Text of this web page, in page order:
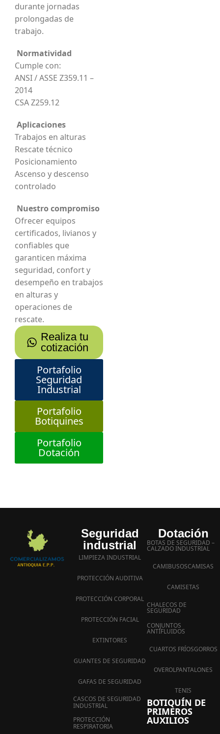
durante jornadas
prolongadas de
trabajo.
Normatividad
Cumple con:
ANSI / ASSE Z359.11 –
2014
CSA Z259.12
Aplicaciones
Trabajos en alturas
Rescate técnico
Posicionamiento
Ascenso y descenso
controlado
Nuestro compromiso
Ofrecer equipos
certificados, livianos y
confiables que
garanticen máxima
seguridad, confort y
desempeño en trabajos
en alturas y
operaciones de
rescate.
Realiza tu
cotización
Portafolio
Seguridad
Industrial
Portafolio
Botiquines
Portafolio
Dotación
Seguridad
industrial
LIMPIEZA INDUSTRIAL
PROTECCIÓN AUDITIVA
PROTECCIÓN CORPORAL
PROTECCIÓN FACIAL
EXTINTORES
GUANTES DE SEGURIDAD
GAFAS DE SEGURIDAD
CASCOS DE SEGURIDAD
INDUSTRIAL
PROTECCIÓN
RESPIRATORIA
Dotación
BOTAS DE SEGURIDAD –
CALZADO INDUSTRIAL
CAMIBUSOSCAMISAS
CAMISETAS
CHALECOS DE
SEGURIDAD
CONJUNTOS
ANTIFLUIDOS
CUARTOS FRÍOSGORROS
OVEROLPANTALONES
TENIS
BOTIQUÍN DE
PRIMEROS
AUXILIOS